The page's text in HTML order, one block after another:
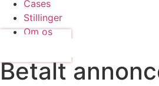
Cases
Stillinger
Om os
Betalt